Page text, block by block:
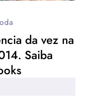
da vez na
Saiba